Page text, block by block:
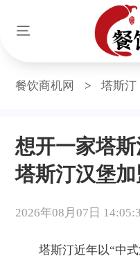
餐饮商机网 > 塔斯汀
想开一家塔斯
塔斯汀汉堡
2026年08月07日
塔斯汀近年以“中式